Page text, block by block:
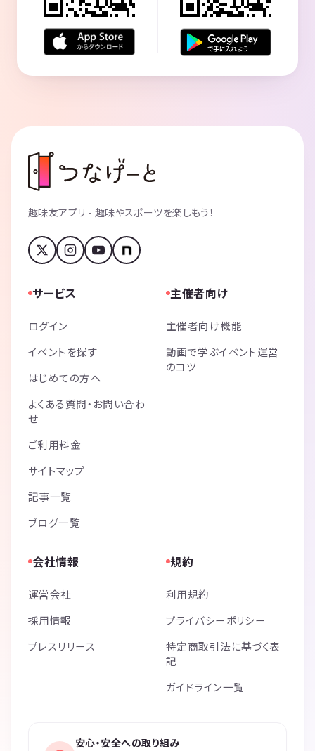
趣味友アプリ - 趣味やスポーツを楽しもう！
サービス
ログイン
イベントを探す
はじめての方へ
よくある質問・お問い合わ
せ
ご利用料金
サイトマップ
記事一覧
ブログ一覧
主催者向け
主催者向け機能
動画で学ぶイベント運営
のコツ
会社情報
運営会社
採用情報
プレスリリース
規約
利用規約
プライバシーポリシー
特定商取引法に基づく表
記
ガイドライン一覧
安心・安全への取り組み